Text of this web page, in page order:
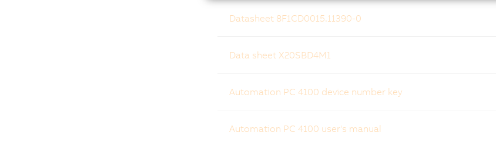
Datasheet 8F1CD0015.11390-0
Data sheet X20SBD4M1
Automation PC 4100 device number key
Automation PC 4100 user's manual